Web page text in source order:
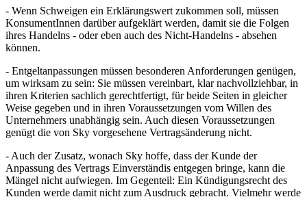
- Wenn Schweigen ein Erklärungswert zukommen soll, müssen
KonsumentInnen darüber aufgeklärt werden, damit sie die Folgen
ihres Handelns - oder eben auch des Nicht-Handelns - absehen
können.
- Entgeltanpassungen müssen besonderen Anforderungen genügen,
um wirksam zu sein: Sie müssen vereinbart, klar nachvollziehbar, in
ihren Kriterien sachlich gerechtfertigt, für beide Seiten in gleicher
Weise gegeben und in ihren Voraussetzungen vom Willen des
Unternehmers unabhängig sein. Auch diesen Voraussetzungen
genügt die von Sky vorgesehene Vertragsänderung nicht.
- Auch der Zusatz, wonach Sky hoffe, dass der Kunde der
Anpassung des Vertrags Einverständis entgegen bringe, kann die
Mängel nicht aufwiegen. Im Gegenteil: Ein Kündigungsrecht des
Kunden werde damit nicht zum Ausdruck gebracht. Vielmehr werde